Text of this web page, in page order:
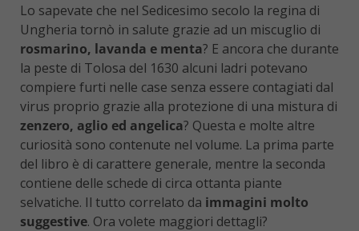
Lo sapevate che nel Sedicesimo secolo la regina di
Ungheria tornò in salute grazie ad un miscuglio di
rosmarino, lavanda e menta? E ancora che durante
la peste di Tolosa del 1630 alcuni ladri potevano
compiere furti nelle case senza essere contagiati dal
virus proprio grazie alla protezione di una mistura di
zenzero, aglio ed angelica? Questa e molte altre
curiosità sono contenute nel volume. La prima parte
del libro è di carattere generale, mentre la seconda
contiene delle schede di circa ottanta piante
selvatiche. Il tutto correlato da immagini molto
suggestive. Ora volete maggiori dettagli?